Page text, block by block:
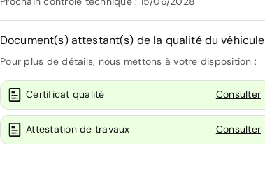
Document(s) attestant(s) de la qualité du véhicule
Pour plus de détails, nous mettons à votre disposition :
Certificat qualité Consulter
Attestation de travaux Consulter